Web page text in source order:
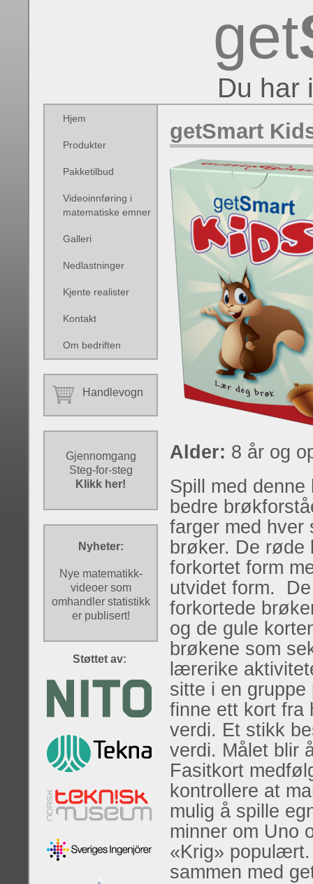
get
Du har
getSmart
Alder: 8 år og
Spill med
bedre
farger med hver
brøker. De røde
forkortet form
utvidet form.
forkortede
og de gule
brøkene som
lærerike
sitte i en
finne ett kort fra
verdi. Et stikk
verdi. Målet blir
Fasitkort
kontrollere at
mulig å spille
minner om Uno
«Krig»
sammen med
Hjem
Produkter
Pakketilbud
Videoinnføring i
matematiske emner
Galleri
Nedlastninger
Kjente realister
Kontakt
Om bedriften
Handlevogn
Gjennomgang
Steg-for-steg
Klikk her!
Nyheter:
Nye matematikk-
videoer som
omhandler statistikk
er publisert!
Støttet av: